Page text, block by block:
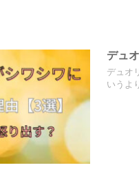
デュ
デュオ
いうよ